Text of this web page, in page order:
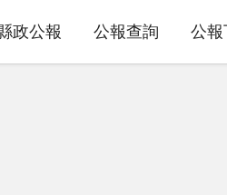
政公報 公報查詢 公報